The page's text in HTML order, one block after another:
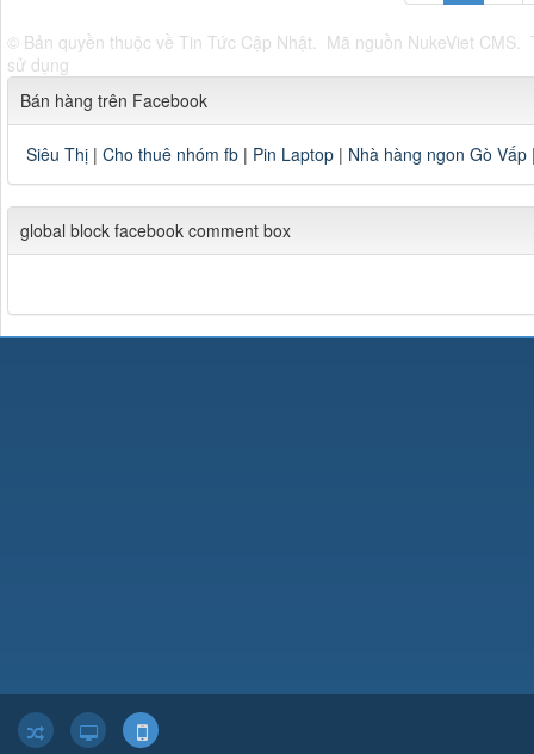
© Bản quyền thuộc về Tin Tức Cập Nhật. Mã nguồn NukeViet CMS.
sử dụng
Bán hàng trên Facebook
Siêu Thị | Cho thuê nhóm fb | Pin Laptop | Nhà hàng ngon Gò Vấp
global block facebook comment box